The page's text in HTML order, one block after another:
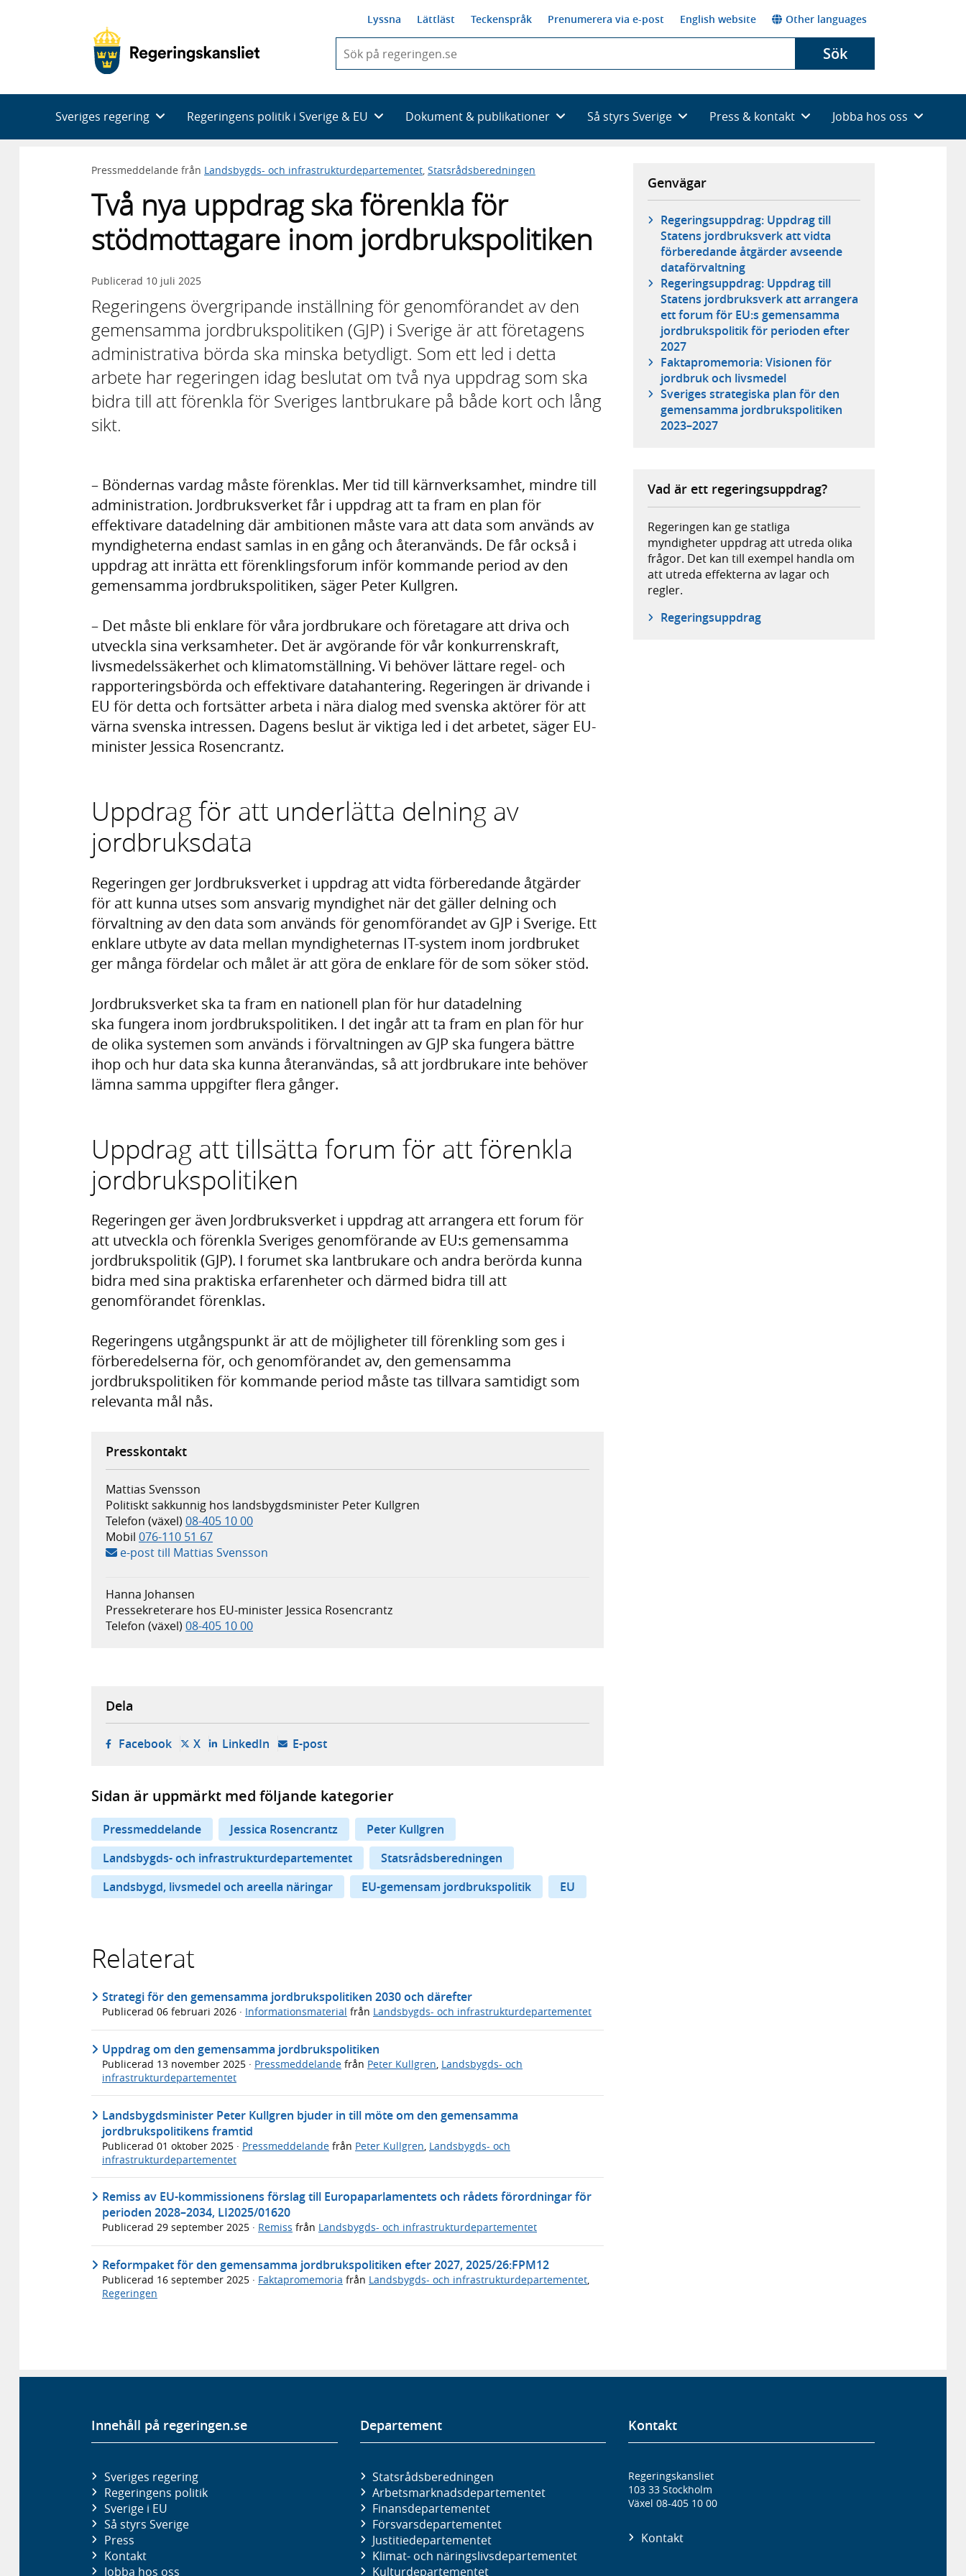
Lyssna Lättläst Teckenspråk Prenumerera via e-post English website Other languages
du
skriva
framträder
en
med
Sök
Sveriges regering Regeringens politik i Sverige & EU Dokument & publikationer Så styrs Sverige Press & kontakt Jobba hos oss
Pressmeddelande från Landsbygds- och infrastrukturdepartementet Statsrådsberedningen
Två nya uppdrag ska förenkla för
stödmottagare inom jordbrukspolitiken
Publicerad 10 juli 2025
Regeringens övergripande inställning för genomförandet av den
gemensamma jordbrukspolitiken (GJP) i Sverige är att företagens
administrativa börda ska minska betydligt. Som ett led i detta
arbete har regeringen idag beslutat om två nya uppdrag som ska
bidra till att förenkla för Sveriges lantbrukare på både kort och lång
sikt.
– Böndernas vardag måste förenklas. Mer tid till kärnverksamhet, mindre till
administration. Jordbruksverket får i uppdrag att ta fram en plan för
effektivare datadelning där ambitionen måste vara att data som används av
myndigheterna endast samlas in en gång och återanvänds. De får också i
uppdrag att inrätta ett förenklingsforum inför kommande period av den
gemensamma jordbrukspolitiken, säger Peter Kullgren.
– Det måste bli enklare för våra jordbrukare och företagare att driva och
utveckla sina verksamheter. Det är avgörande för vår konkurrenskraft,
livsmedelssäkerhet och klimatomställning. Vi behöver lättare regel- och
rapporteringsbörda och effektivare datahantering. Regeringen är drivande i
EU för detta och fortsätter arbeta i nära dialog med svenska aktörer för att
värna svenska intressen. Dagens beslut är viktiga led i det arbetet, säger EU-
minister Jessica Rosencrantz.
Uppdrag för att underlätta delning av
jordbruksdata
Regeringen ger Jordbruksverket i uppdrag att vidta förberedande åtgärder
för att kunna utses som ansvarig myndighet när det gäller delning och
förvaltning av den data som används för genomförandet av GJP i Sverige. Ett
enklare utbyte av data mellan myndigheternas IT-system inom jordbruket
ger många fördelar och målet är att göra de enklare för de som söker stöd.
Jordbruksverket ska ta fram en nationell plan för hur datadelning
ska fungera inom jordbrukspolitiken. I det ingår att ta fram en plan för hur
de olika systemen som används i förvaltningen av GJP ska fungera bättre
ihop och hur data ska kunna återanvändas, så att jordbrukare inte behöver
lämna samma uppgifter flera gånger.
Uppdrag att tillsätta forum för att förenkla
jordbrukspolitiken
Regeringen ger även Jordbruksverket i uppdrag att arrangera ett forum för
att utveckla och förenkla Sveriges genomförande av EU:s gemensamma
jordbrukspolitik (GJP). I forumet ska lantbrukare och andra berörda kunna
bidra med sina praktiska erfarenheter och därmed bidra till att
genomförandet förenklas.
Regeringens utgångspunkt är att de möjligheter till förenkling som ges i
förberedelserna för, och genomförandet av, den gemensamma
jordbrukspolitiken för kommande period måste tas tillvara samtidigt som
relevanta mål nås.
Presskontakt
Mattias Svensson
Politiskt sakkunnig hos landsbygdsminister Peter Kullgren
Telefon (växel) 08-405 10 00
Mobil 076-110 51 67
e-post till Mattias Svensson
Hanna Johansen
Pressekreterare hos EU-minister Jessica Rosencrantz
Telefon (växel) 08-405 10 00
Genvägar
Regeringsuppdrag: Uppdrag till
Statens jordbruksverk att vidta
förberedande åtgärder avseende
dataförvaltning
Regeringsuppdrag: Uppdrag till
Statens jordbruksverk att arrangera
ett forum för EU:s gemensamma
jordbrukspolitik för perioden efter
2027
Faktapromemoria: Visionen för
jordbruk och livsmedel
Sveriges strategiska plan för den
gemensamma jordbrukspolitiken
2023–2027
Vad är ett regeringsuppdrag?
Regeringen kan ge statliga
myndigheter uppdrag att utreda olika
frågor. Det kan till exempel handla om
att utreda effekterna av lagar och
regler.
Regeringsuppdrag
Dela
Facebook- öppnas i ny flik, extern webbplats,
X- öppnas i ny flik, extern webbplats,
LinkedIn- öppnas i ny flik, extern webbplats,
E-post- öppnar din e-postklient,
Sidan är uppmärkt med följande kategorier
Pressmeddelande Jessica Rosencrantz
Peter Kullgren
Landsbygds- och infrastrukturdepartementet
Statsrådsberedningen
Landsbygd, livsmedel och areella näringar
EU-gemensam jordbrukspolitik EU
Relaterat
Strategi för den gemensamma jordbrukspolitiken 2030 och därefter
Publicerad 06 februari 2026 · Informationsmaterial från Landsbygds- och infrastrukturdepartementet
Uppdrag om den gemensamma jordbrukspolitiken
Publicerad 13 november 2025 · Pressmeddelande från Peter Kullgren, Landsbygds- och
infrastrukturdepartementet
Landsbygdsminister Peter Kullgren bjuder in till möte om den gemensamma
jordbrukspolitikens framtid
Publicerad 01 oktober 2025 · Pressmeddelande från Peter Kullgren Landsbygds- och
infrastrukturdepartementet
Remiss av EU-kommissionens förslag till Europaparlamentets och rådets förordningar för
perioden 2028–2034, LI2025/01620
Publicerad 29 september 2025 · Remiss från Landsbygds- och infrastrukturdepartementet
Reformpaket för den gemensamma jordbrukspolitiken efter 2027, 2025/26:FPM12
Publicerad 16 september 2025 · Faktapromemoria från Landsbygds- och infrastrukturdepartementet,
Regeringen
Innehåll på regeringen.se
Sveriges regering
Regeringens politik
Sverige i EU
Så styrs Sverige
Press
Kontakt
Jobba hos oss
Departement
Statsrådsberedningen
Arbetsmarknads­departementet
Finans­departementet
Försvars­departementet
Justitie­departementet
Klimat- och näringslivs­departementet
Kultur­departementet
Kontakt
Regeringskansliet
103 33 Stockholm
Växel 08-405 10 00
Kontakt